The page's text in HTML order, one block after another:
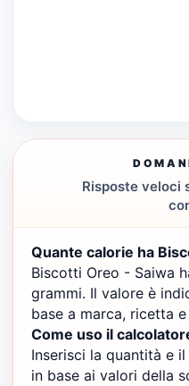
Risposte veloci
Quante calorie ha
Biscotti Oreo - Saiwa
grammi. Il valore è
base a marca, ricetta
Come uso il
Inserisci la quantità e
in base ai valori della